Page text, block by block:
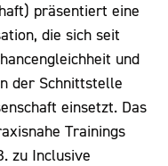
präsentiert eine
die sich seit
und
der Schnittstelle
einsetzt. Das
Trainings
zu Inclusive